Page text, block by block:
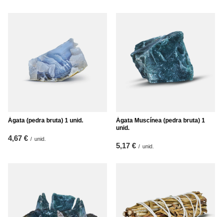
Ágata (pedra bruta) 1 unid.
4,67 € / unid.
Ágata Muscínea (pedra bruta) 1
unid.
5,17 € / unid.